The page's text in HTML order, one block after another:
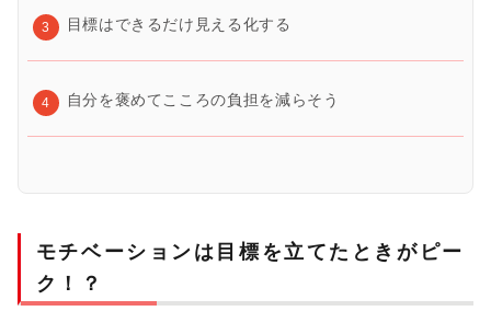
目標はできるだけ見える化する
自分を褒めてこころの負担を減らそう
モチベーションは目標を立てたときがピー
ク！？